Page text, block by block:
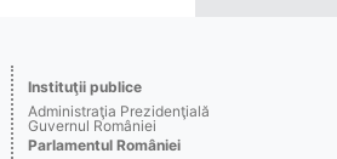
Instituţii publice
Administraţia Prezidenţială
Guvernul României
Parlamentul României